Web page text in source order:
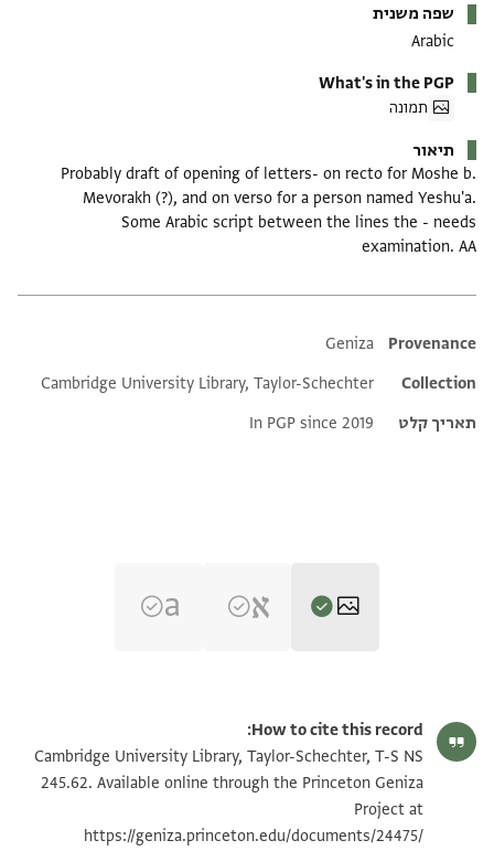
שפה משנית
Arabic
What's in the PGP
תמונה
תיאור
Probably draft of opening of letters- on recto for Moshe b.
Mevorakh (?), and on verso for a person named Yeshu'a.
Some Arabic script between the lines the - needs
examination. AA
Additional metadata
Provenance
Geniza
Collection
Cambridge University Library, Taylor-Schechter
תאריך קלט
In PGP since 2019
T-S NS 245.62 1v הגדל וסובב
תנאי היתר שימוש בתצלום
How to cite this record:
Cambridge University Library, Taylor-Schechter, T-S NS
245.62. Available online through the Princeton Geniza
Project at
https://geniza.princeton.edu/documents/24475/